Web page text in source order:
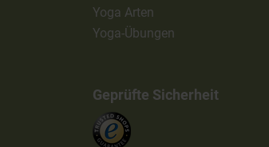
Yoga Arten
Yoga-Übungen
Geprüfte Sicherheit